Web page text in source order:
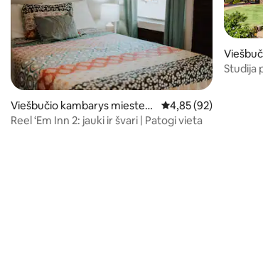
Viešbučio kambarys mieste
Mead
Vidutinis įvertinimas:
4,85 (92)
Reel ‘Em Inn 2: jauki ir švari | Patogi vieta
Studija